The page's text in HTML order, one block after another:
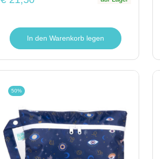
In den Warenkorb legen
50%